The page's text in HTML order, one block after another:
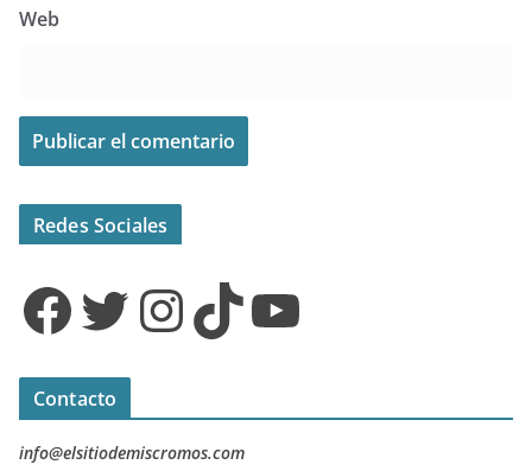
Web
Redes Sociales
Facebook Twitter InstagramTikTok YouTube
Contacto
info@elsitiodemiscromos.com